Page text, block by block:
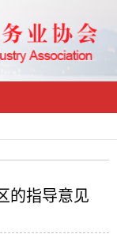
的指导意见